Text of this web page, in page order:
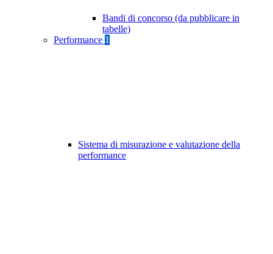
Bandi di concorso (da pubblicare in
tabelle)
Performance 1
Sistema di misurazione e valutazione della
performance